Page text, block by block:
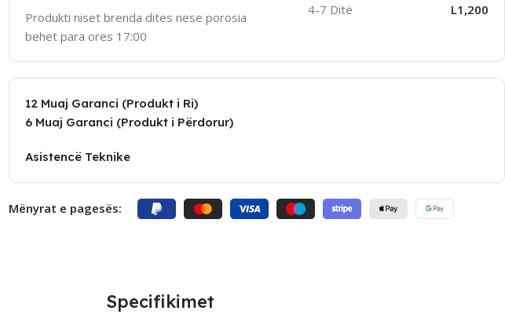
Produkti niset brenda dites nese porosia
behet para ores 17:00
4-7 Ditë L1,200
12 Muaj Garanci (Produkt i Ri)
6 Muaj Garanci (Produkt i Përdorur)
Asistencë Teknike
Mënyrat e pagesës:
Specifikimet